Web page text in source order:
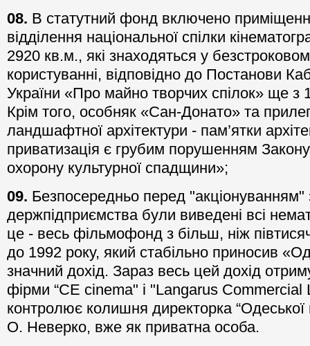
08. В статутний фонд включено
відділення національної спілки
2920 кв.м., які знаходяться у
користуванні, відповідно до Постанови
України «Про майно творчих спілок» ще з
Крім того, особняк «Сан-Донато» та
ландшафтної архітектури - пам’ятки
приватизація є грубим порушенням
охорону культурної спадщини»;
09. Безпосередньо перед "акціонуванням"
держпідприємства були виведені всі
це - весь фільмофонд з більш, ніж
до 1992 року, який стабільно приносив
значний дохід. Зараз весь цей дохід
фірми “СЕ cinema" і "Langarus Commercial
контролює колишня директорка “Одеської
О. Неверко, вже як приватна особа.